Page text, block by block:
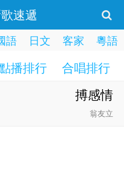
速遞
語 日文 客家 粵語
播排行 合唱排行
搏感情
翁友立